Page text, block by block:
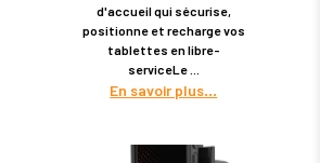
d'accueil qui sécurise,
positionne et recharge vos
tablettes en libre-
serviceLe
En savoir plus